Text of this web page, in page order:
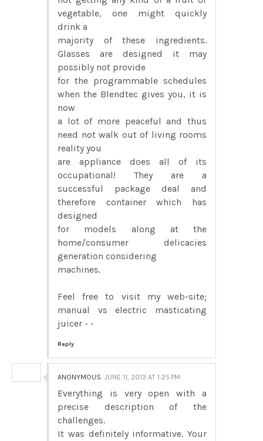
vegetable, one might quickly
drink a
majority of these ingredients.
Glasses are designed it may
possibly not provide
for the programmable schedules
when the Blendtec gives you, it is
now
a lot of more peaceful and thus
need not walk out of living rooms
reality you
are appliance does all of its
occupational! They are a
successful package deal and
therefore container which has
designed
for models along at the
home/consumer delicacies
generation considering
machines.
Feel free to visit my web-site;
manual vs electric masticating
juicer - -
Reply
ANONYMOUS JUNE 11, 2013 AT 1:25 PM
Everything is very open with a
precise description of the
challenges.
It was definitely informative. Your